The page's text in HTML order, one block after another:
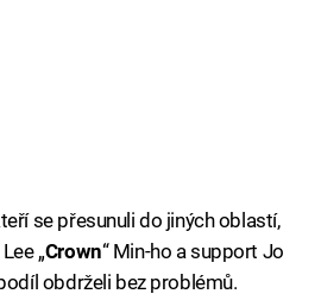
se přesunuli do jiných oblastí,
„Crown“ Min-ho a support Jo
obdrželi bez problémů.